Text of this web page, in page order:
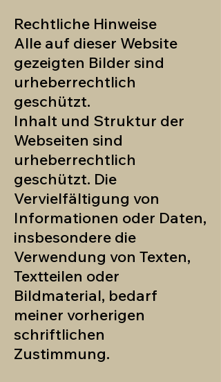
Rechtliche Hinweise
Alle auf dieser Website
gezeigten Bilder sind
urheberrechtlich
geschützt.
Inhalt und Struktur der
Webseiten sind
urheberrechtlich
geschützt. Die
Vervielfältigung von
Informationen oder Daten,
insbesondere die
Verwendung von Texten,
Textteilen oder
Bildmaterial, bedarf
meiner vorherigen
schriftlichen
Zustimmung.